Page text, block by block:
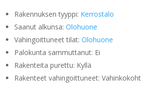
Rakennuksen tyyppi: Kerrostalo
Saanut alkunsa: Olohuone
Vahingoittuneet tilat: Olohuone
Palokunta sammuttanut: Ei
Rakenteita purettu: Kyllä
Rakenteet vahingoittuneet: